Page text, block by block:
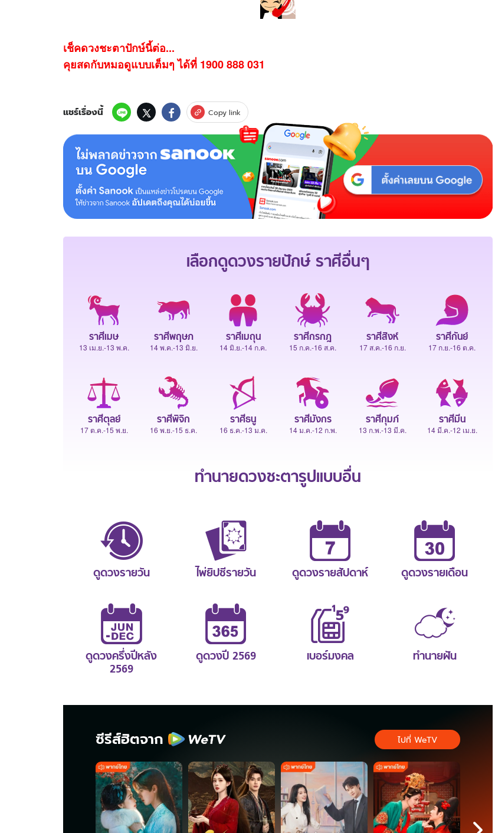
เช็คดวงชะตาปักษ์นี้ต่อ...
คุยสดกับหมอดูแบบเต็มๆ ได้ที่ 1900 888 031
แชร์เรื่องนี้ Copy link
เลือกดูดวงรายปักษ์ราศีอื่นๆ
ราศีเมษ
13 เม.ย.-13 พ.ค.
ราศีพฤษภ
14 พ.ค.-13 มิ.ย.
ราศีเมถุน
14 มิ.ย.-14 ก.ค.
ราศีกรกฎ
15 ก.ค.-16 ส.ค.
ราศีสิงห์
17 ส.ค.-16 ก.ย.
ราศีกันย์
17 ก.ย.-16 ต.ค.
ราศีตุลย์
17 ต.ค.-15 พ.ย.
ราศีพิจิก
16 พ.ย.-15 ธ.ค.
ราศีธนู
16 ธ.ค.-13 ม.ค.
ราศีมังกร
14 ม.ค.-12 ก.พ.
ราศีกุมภ์
13 ก.พ.-13 มี.ค.
ราศีมีน
14 มี.ค.-12 เม.ย.
ทำนายดวงชะตารูปแบบอื่น
ดูดวงรายวัน ไพ่ยิปซีรายวัน ดูดวงรายสัปดาห์ ดูดวงรายเดือน
ดูดวงครึ่งปีหลัง
2569
ดูดวงปี 2569 เบอร์มงคล ทำนายฝัน
ซีรีส์ฮิตจาก ไปที่ WeTV